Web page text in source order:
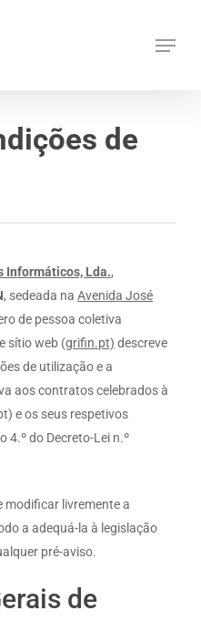
Menu
de
Informáticos, Lda.,
, sedeada na Avenida José
de pessoa coletiva
sítio web (grifin.pt) descreve
de utilização e a
aos contratos celebrados à
e os seus respetivos
4.º do Decreto-Lei n.º
modificar livremente a
a adequá-la à legislação
pré-aviso.
de